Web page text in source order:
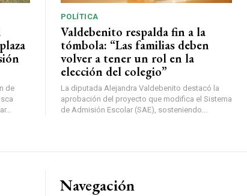
de
POLÍTICA
Valdebenito respalda fin a la
tómbola: “Las familias deben
volver a tener un rol en la
elección del colegio”
La diputada Alejandra Valdebenito destacó la
aprobación del proyecto que modifica el Sistema
de Admisión Escolar (SAE), sosteniendo...
Navegación